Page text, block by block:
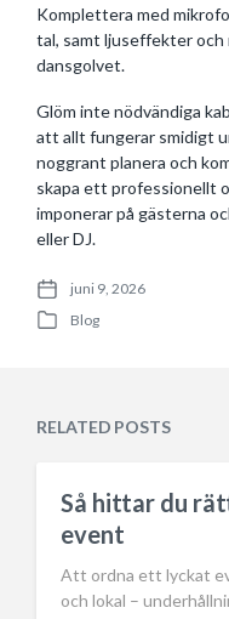
Komplettera med
tal, samt ljuseffekter och
dansgolvet.
Glöm inte nödvändiga
att allt fungerar smidigt
noggrant planera och
skapa ett professionellt
imponerar på gästerna
eller DJ.
P
t
juni 9, 2026
P
d
Blog
RELATED POSTS
Så hittar du
event
Att ordna ett lyckat
och lokal –